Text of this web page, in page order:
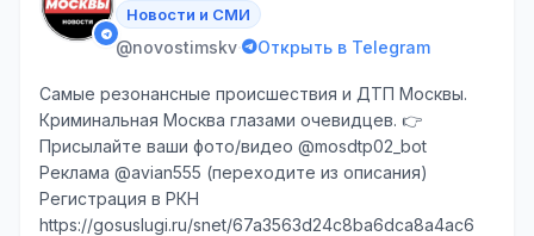
Новости и СМИ
@novostimskv· Открыть в Telegram
Самые резонансные происшествия и ДТП Москвы.
Криминальная Москва глазами очевидцев. 👉
Присылайте ваши фото/видео @mosdtp02_bot
Реклама @avian555 (переходите из описания)
Регистрация в РКН
https://gosuslugi.ru/snet/67a3563d24c8ba6dca8a4ac6